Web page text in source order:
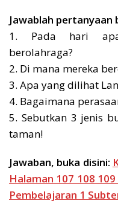
Jawablah pertanyaan
1. Pada hari
berolahraga?
2. Di mana mereka
3. Apa yang dilihat
4. Bagaimana
5. Sebutkan 3 jenis
taman!
Jawaban, buka disini:
Halaman 107 108
Pembelajaran 1